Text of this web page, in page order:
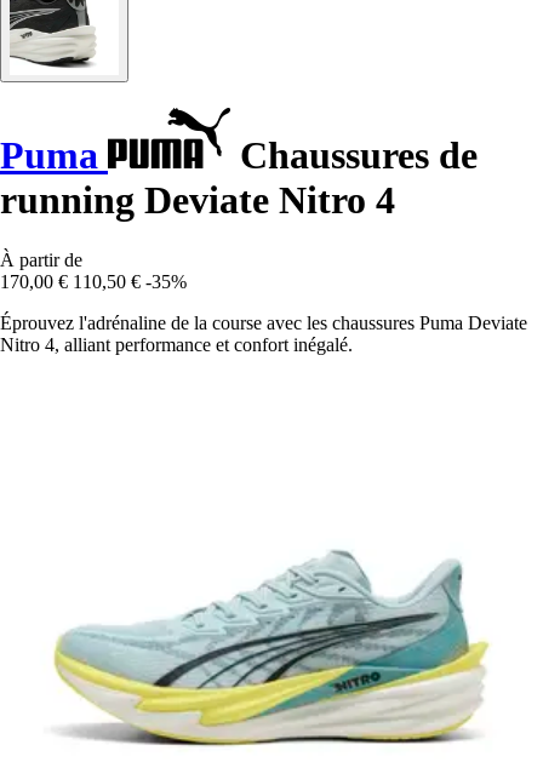
Puma
Chaussures de
running Deviate Nitro 4
À partir de
170,00 € 110,50 € -35%
Éprouvez l'adrénaline de la course avec les chaussures Puma Deviate
Nitro 4, alliant performance et confort inégalé.